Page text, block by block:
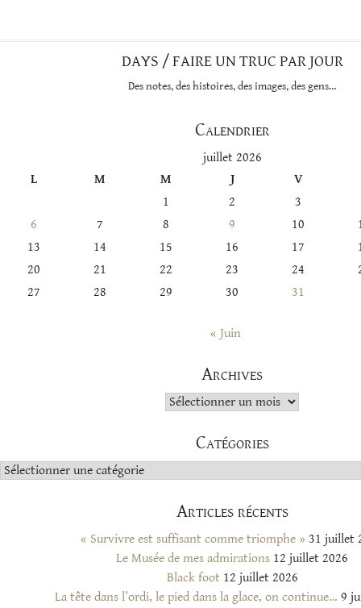
DAYS / FAIRE UN TRUC PAR JOUR
Des notes, des histoires, des images, des gens…
Calendrier
juillet 2026
L
M M J
V
1
2
3
6
7 8 9 10
13
14 15 16 17
20
21 22 23 24
27
28 29 30 31
« Juin
Archives
Archives
Catégories
Catégories
Articles récents
« Survivre est suffisant comme triomphe » 31 juillet
Le Musée de mes admirations 12 juillet 2026
Black foot 12 juillet 2026
La tête dans l’ordi, le pied dans la glace, on continue… 9